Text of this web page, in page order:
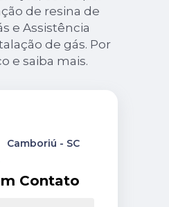
de resina de
e Assistência
de gás. Por
e saiba mais.
Contato
Camboriú - SC